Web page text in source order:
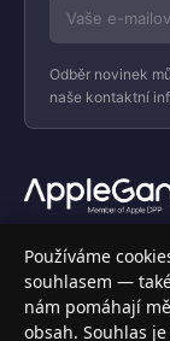
Odběr novinek
naše kontaktní
Váš
elektronikou.
INFORMACE
Používáme
souhlasem —
nám pomáhají
obsah. Souhlas